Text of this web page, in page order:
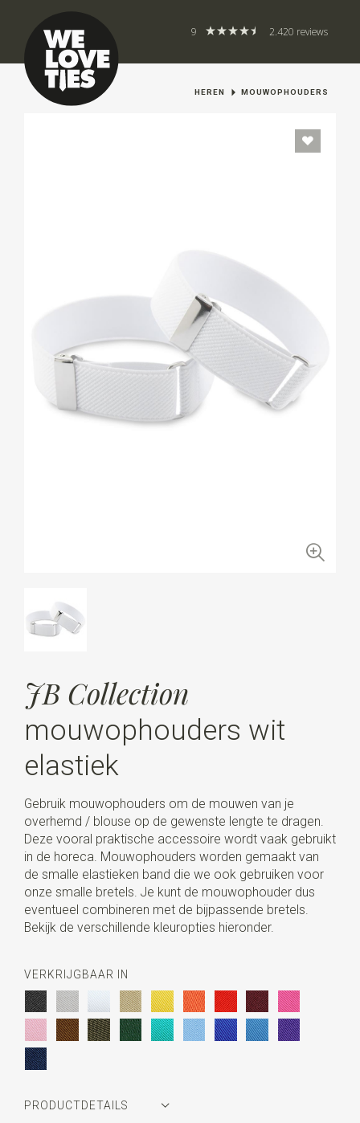
9 2.420 reviews
HEREN MOUWOPHOUDERS
JB Collection
mouwophouders wit
elastiek
Gebruik mouwophouders om de mouwen van je
overhemd / blouse op de gewenste lengte te dragen.
Deze vooral praktische accessoire wordt vaak gebruikt
in de horeca. Mouwophouders worden gemaakt van
de smalle elastieken band die we ook gebruiken voor
onze smalle bretels. Je kunt de mouwophouder dus
eventueel combineren met de bijpassende bretels.
Bekijk de verschillende kleuropties hieronder.
VERKRIJGBAAR IN
PRODUCTDETAILS